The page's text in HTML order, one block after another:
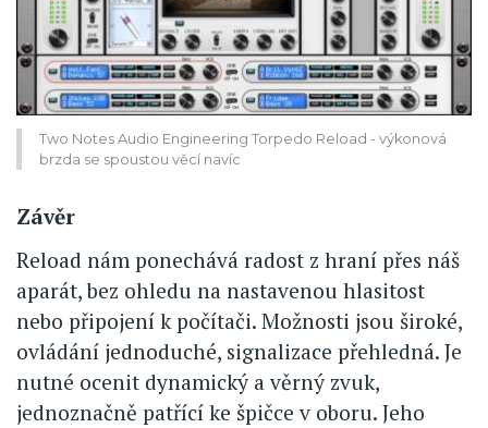
Two Notes Audio Engineering Torpedo Reload - výkonová
brzda se spoustou věcí navíc
Závěr
Reload nám ponechává radost z hraní přes náš
aparát, bez ohledu na nastavenou hlasitost
nebo připojení k počítači. Možnosti jsou široké,
ovládání jednoduché, signalizace přehledná. Je
nutné ocenit dynamický a věrný zvuk,
jednoznačně patřící ke špičce v oboru. Jeho